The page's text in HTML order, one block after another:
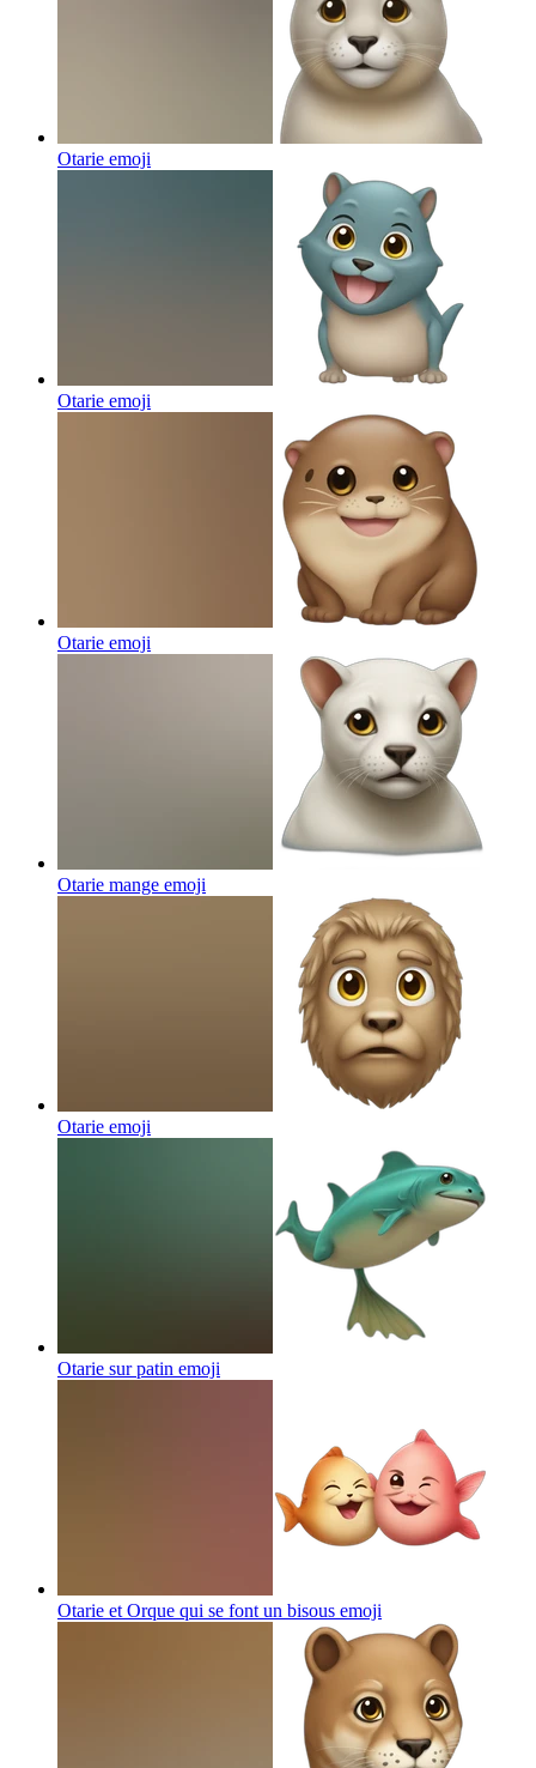
Otarie emoji
Otarie emoji
Otarie emoji
Otarie mange emoji
Otarie emoji
Otarie sur patin emoji
Otarie et Orque qui se font un bisous emoji